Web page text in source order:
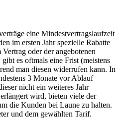
eine Mindestvertragslaufzeit
im ersten Jahr spezielle Rabatte
oder der angebotenen
es oftmals eine Frist (meistens
man diesen widerrufen kann. In
3 Monate vor Ablauf
nicht ein weiteres Jahr
wird, bieten viele der
die Kunden bei Laune zu halten.
und dem gewählten Tarif.